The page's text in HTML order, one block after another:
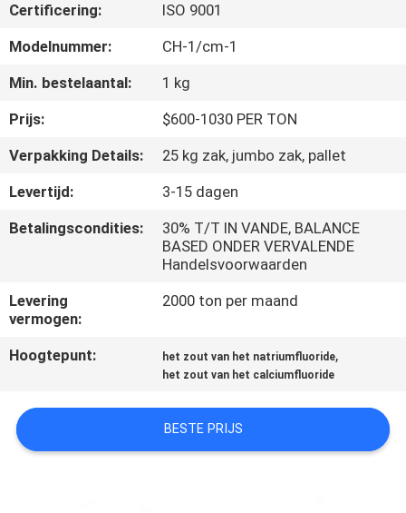
FABRIEKSTOCHT
KWALITEITSCONTROLE
NEEM
CONTACT
ONS
NIEUWS
VRAAG
Certificering:
ISO 9001
Modelnummer:
CH-1/cm-1
Min. bestelaantal:
1 kg
Prijs:
$600-1030 PER TON
Verpakking Details:
25 kg zak, jumbo zak, pallet
Levertijd:
3-15 dagen
Betalingscondities:
30% T/T IN VANDE, BALANCE
BASED ONDER VERVALENDE
Handelsvoorwaarden
Levering
vermogen:
2000 ton per maand
Hoogtepunt: het zout van het natriumfluoride,
het zout van het calciumfluoride
BESTE PRIJS